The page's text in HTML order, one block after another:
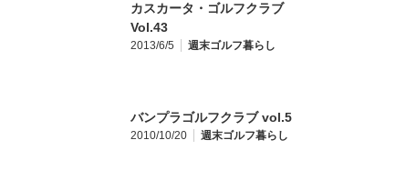
カスカータ・ゴルフクラブ
Vol.43
2013/6/5 週末ゴルフ暮らし
バンプラゴルフクラブ vol.5
2010/10/20 週末ゴルフ暮らし